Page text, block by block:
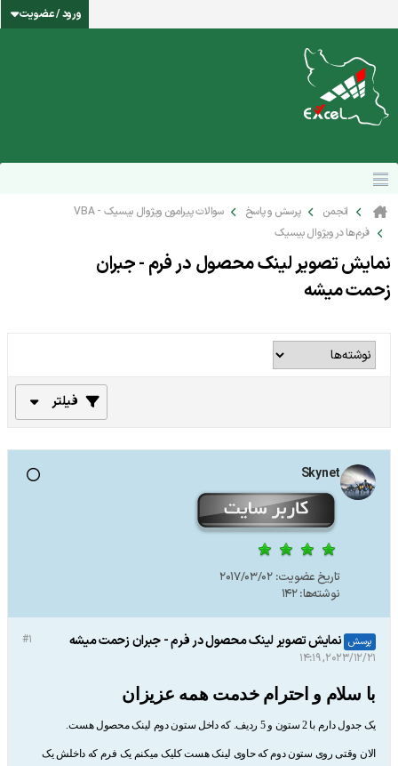
ورود / عضویت
انجمن پرسش و پاسخ
سوالات پیرامون ویژوال بیسیک - VBA
فرم‌ها در ویژوال بیسیک
نمایش تصویر لینک محصول در فرم - جبران
زحمت میشه
فیلتر
Skynet
تاریخ عضویت: 2017/03/02
نوشته‌ها:142
#1 پرسش نمایش تصویر لینک محصول در فرم - جبران زحمت میشه
2023/12/21, 14:19
با سلام و احترام خدمت همه عزیزان
یک جدول دارم با 2 ستون و 5 ردیف. که داخل ستون دوم لینک محصول هست.
الان وقتی روی ستون دوم که حاوی لینک هست کلیک میکنم یک فرم که داخلش یک